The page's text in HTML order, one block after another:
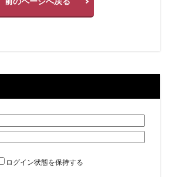
ログイン状態を保持する